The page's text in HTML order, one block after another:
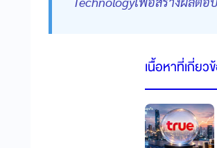
เนื้อหาที่เกี่ยว